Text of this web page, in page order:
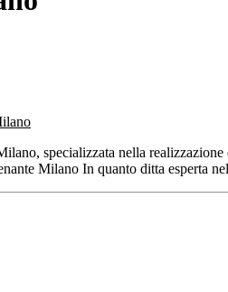
specializzata nella
Milano In quanto ditta esperta